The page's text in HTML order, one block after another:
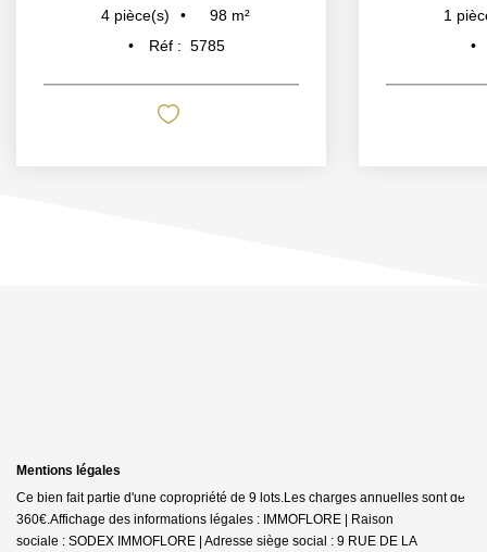
4 pièce(s) 98 m²
Réf : 5785
1
Mentions légales
Ce bien fait partie d'une copropriété de 9 lots.Les charges annuelles sont de
360€.Affichage des informations légales : IMMOFLORE | Raison
sociale : SODEX IMMOFLORE | Adresse siège social : 9 RUE DE LA